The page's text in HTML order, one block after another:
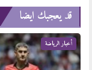
قد يعجبك ايضا
أخبار الرياضة